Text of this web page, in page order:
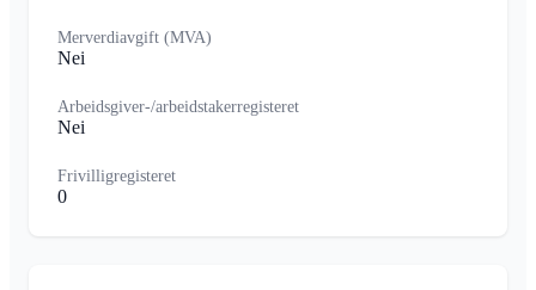
Merverdiavgift (MVA)
Nei
Arbeidsgiver-/arbeidstakerregisteret
Nei
Frivilligregisteret
0